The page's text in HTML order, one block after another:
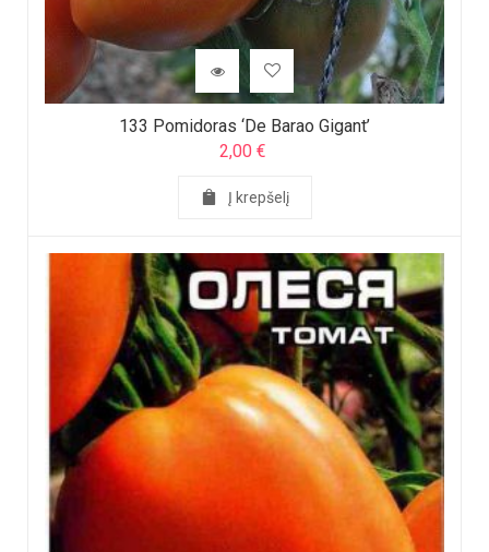
133 Pomidoras ‘De Barao Gigant’
2,00 €
Į krepšelį